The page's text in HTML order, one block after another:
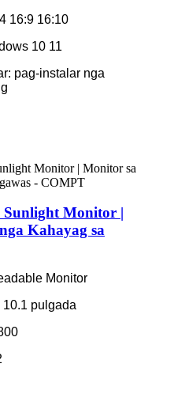
16:9 16:10
10 11
pag-instalar nga
Sunlight Monitor |
Kahayag sa
Monitor
pulgada